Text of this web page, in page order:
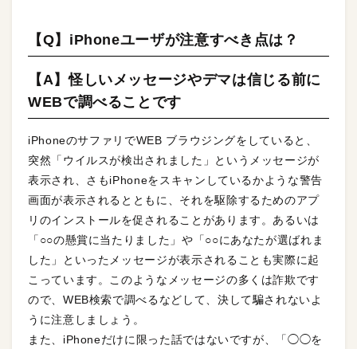
【Q】iPhoneユーザが注意すべき点は？
【A】怪しいメッセージやデマは信じる前に
WEBで調べることです
iPhoneのサファリでWEB ブラウジングをしていると、
突然「ウイルスが検出されました」というメッセージが
表示され、さもiPhoneをスキャンしているかような警告
画面が表示されるとともに、それを駆除するためのアプ
リのインストールを促されることがあります。あるいは
「○○の懸賞に当たりました」や「○○にあなたが選ばれま
した」といったメッセージが表示されることも実際に起
こっています。このようなメッセージの多くは詐欺です
ので、WEB検索で調べるなどして、決して騙されないよ
うに注意しましょう。
また、iPhoneだけに限った話ではないですが、「◯◯を